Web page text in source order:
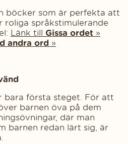
böcker som är perfekta att
roliga språkstimulerande
Länk till Gissa ordet »
andra ord »
bara första steget. För att
barnen öva på dem
där man
barnen redan lärt sig, är